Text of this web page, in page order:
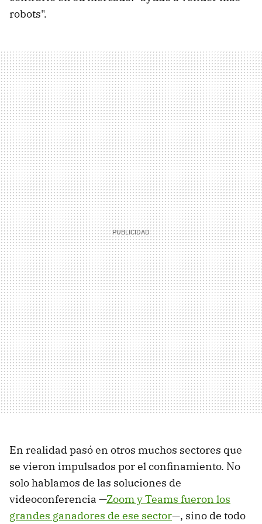
robots".
En realidad pasó en otros muchos sectores que
se vieron impulsados por el confinamiento. No
solo hablamos de las soluciones de
videoconferencia —Zoom y Teams fueron los
grandes ganadores de ese sector—, sino de todo